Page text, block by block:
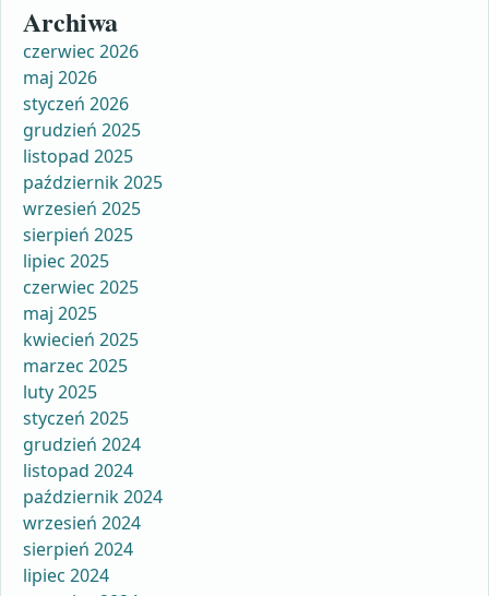
Archiwa
czerwiec 2026
maj 2026
styczeń 2026
grudzień 2025
listopad 2025
październik 2025
wrzesień 2025
sierpień 2025
lipiec 2025
czerwiec 2025
maj 2025
kwiecień 2025
marzec 2025
luty 2025
styczeń 2025
grudzień 2024
listopad 2024
październik 2024
wrzesień 2024
sierpień 2024
lipiec 2024